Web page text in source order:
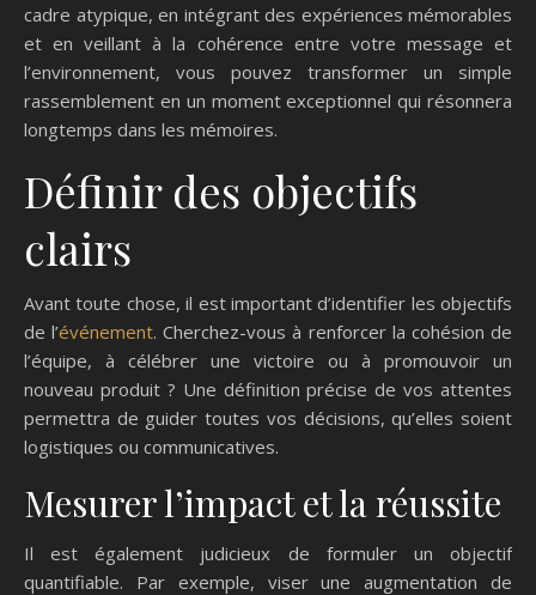
cadre atypique, en intégrant des expériences mémorables
et en veillant à la cohérence entre votre message et
l’environnement, vous pouvez transformer un simple
rassemblement en un moment exceptionnel qui résonnera
longtemps dans les mémoires.
Définir des objectifs
clairs
Avant toute chose, il est important d’identifier les objectifs
de l’événement. Cherchez-vous à renforcer la cohésion de
l’équipe, à célébrer une victoire ou à promouvoir un
nouveau produit ? Une définition précise de vos attentes
permettra de guider toutes vos décisions, qu’elles soient
logistiques ou communicatives.
Mesurer l’impact et la réussite
Il est également judicieux de formuler un objectif
quantifiable. Par exemple, viser une augmentation de